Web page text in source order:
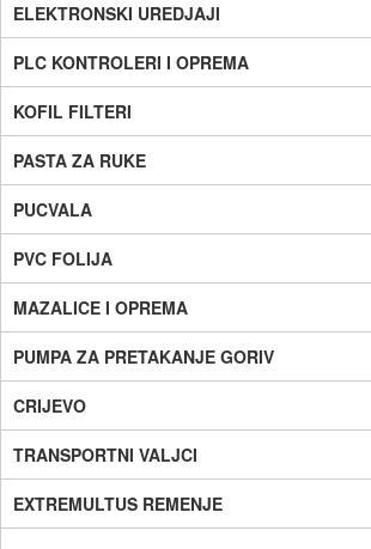
ELEKTRONSKI UREDJAJI
PLC KONTROLERI I OPREMA
KOFIL FILTERI
PASTA ZA RUKE
PUCVALA
PVC FOLIJA
MAZALICE I OPREMA
PUMPA ZA PRETAKANJE GORIV
CRIJEVO
TRANSPORTNI VALJCI
EXTREMULTUS REMENJE